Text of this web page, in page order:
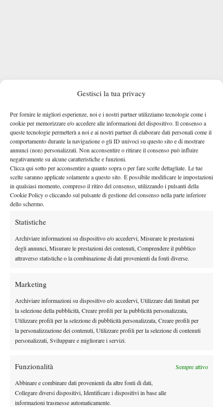
Gestisci la tua privacy
Per fornire le migliori esperienze, noi e i nostri partner utilizziamo tecnologie come i
cookie per memorizzare e/o accedere alle informazioni del dispositivo. Il consenso a
queste tecnologie permetterà a noi e ai nostri partner di elaborare dati personali come il
comportamento durante la navigazione o gli ID univoci su questo sito e di mostrare
annunci (non) personalizzati. Non acconsentire o ritirare il consenso può influire
negativamente su alcune caratteristiche e funzioni.
Clicca qui sotto per acconsentire a quanto sopra o per fare scelte dettagliate. Le tue
scelte saranno applicate solamente a questo sito. È possibile modificare le impostazioni
in qualsiasi momento, compreso il ritiro del consenso, utilizzando i pulsanti della
Cookie Policy o cliccando sul pulsante di gestione del consenso nella parte inferiore
dello schermo.
Statistiche
Archiviare informazioni su dispositivo e/o accedervi, Misurare le prestazioni
degli annunci, Misurare le prestazioni dei contenuti, Comprendere il pubblico
attraverso statistiche o la combinazione di dati provenienti da fonti diverse.
Marketing
Archiviare informazioni su dispositivo e/o accedervi, Utilizzare dati limitati per
la selezione della pubblicità, Creare profili per la pubblicità personalizzata,
Utilizzare profili per la selezione di pubblicità personalizzata, Creare profili per
la personalizzazione dei contenuti, Utilizzare profili per la selezione di contenuti
personalizzati, Sviluppare e migliorare i servizi.
Funzionalità Sempre attivo
Abbinare e combinare dati provenienti da altre fonti di dati,
Collegare diversi dispositivi, Identificare i dispositivi in base alle
informazioni trasmesse automaticamente.
Quarti di finale
Italia (1)– Cina
Ucraina (3) – Belgio
Kazakistan – Spagna (4)
Cechia – Gran Bretagna (3)
Masters 1000 Cincinnati 2026: forfait di
Quinn, Sonego entra nel tabellone
Tennis in TV
News
Rusedski sul futuro di Alcaraz: “Non